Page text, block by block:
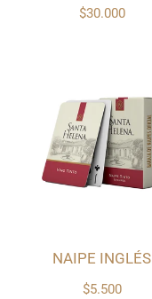
$30.000
$5.500
NAIPE INGLÉS